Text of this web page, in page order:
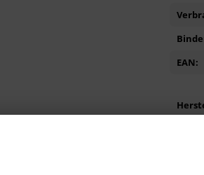
abtönbar. Um evtl.
Flächen nur
EAN: